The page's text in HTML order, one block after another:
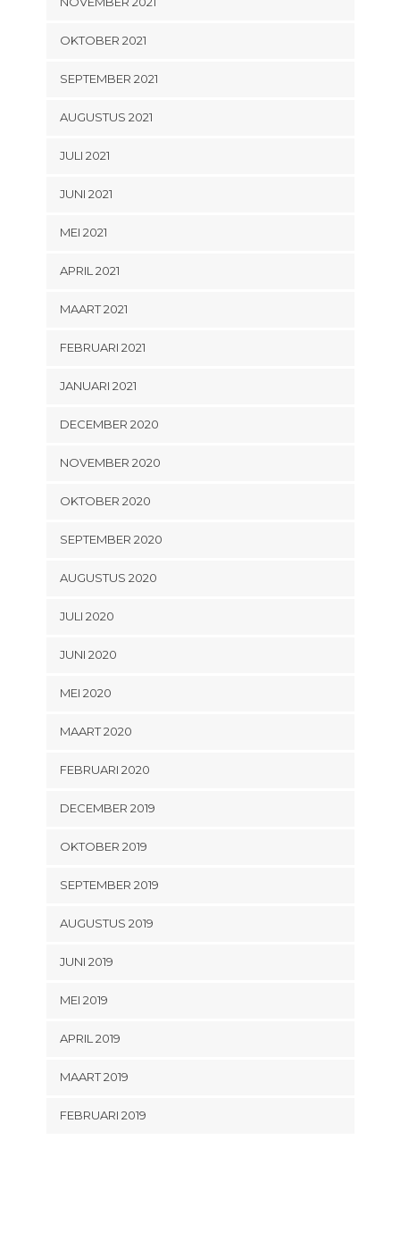
OKTOBER 2021
SEPTEMBER 2021
AUGUSTUS 2021
JULI 2021
JUNI 2021
MEI 2021
APRIL 2021
MAART 2021
FEBRUARI 2021
JANUARI 2021
DECEMBER 2020
NOVEMBER 2020
OKTOBER 2020
SEPTEMBER 2020
AUGUSTUS 2020
JULI 2020
JUNI 2020
MEI 2020
MAART 2020
FEBRUARI 2020
DECEMBER 2019
OKTOBER 2019
SEPTEMBER 2019
AUGUSTUS 2019
JUNI 2019
MEI 2019
APRIL 2019
MAART 2019
FEBRUARI 2019